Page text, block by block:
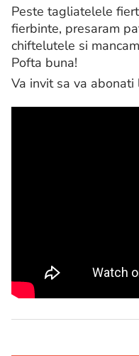
Peste tagliatelele
fierbinte, presaram
chiftelutele si
Pofta buna!
Va invit sa va